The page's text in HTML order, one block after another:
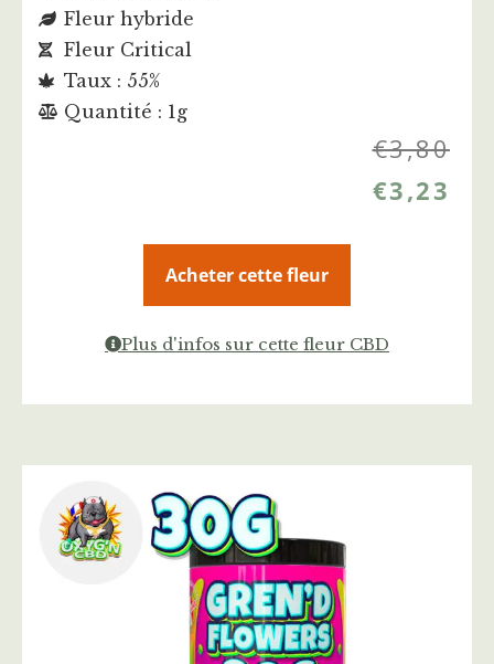
Fleur hybride
Fleur Critical
Taux : 55%
Quantité : 1g
€3,80
€3,23
Acheter cette fleur
Plus d'infos sur cette fleur CBD